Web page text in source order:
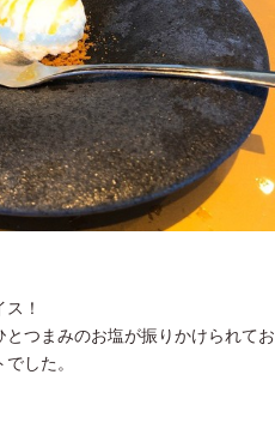
！
つまみのお塩が振りかけられてお
した。